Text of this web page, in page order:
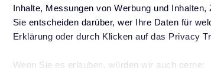
Inhalte, Messungen von Werbung und
Sie entscheiden darüber, wer Ihre Daten für
Erklärung oder durch Klicken auf das Privacy
Wenn Sie es erlauben, würden wir auch gerne:
Hohe Energieeffizienz durch
Der APsystems EZ1-M zählt zur